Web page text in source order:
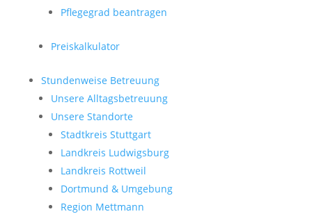
Pflegegrad beantragen
Preiskalkulator
Stundenweise Betreuung
Unsere Alltagsbetreuung
Unsere Standorte
Stadtkreis Stuttgart
Landkreis Ludwigsburg
Landkreis Rottweil
Dortmund & Umgebung
Region Mettmann